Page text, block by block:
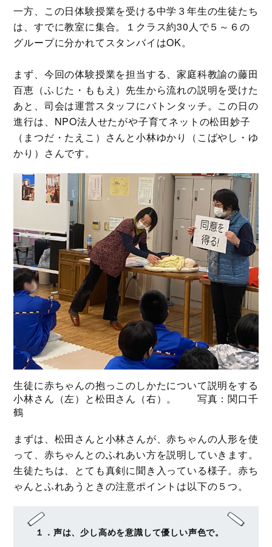
一方、この日体験授業を受ける中学３年生の生徒たち
は、すでに教室に集合。１クラス約30人で５～６の
グループに分かれてスタンバイはOK。
まず、今回の体験授業を担当する、家庭科教諭の藤田
百恵（ふじた・ももえ）先生から流れの説明を受けた
あと、司会は運営スタッフにバトンタッチ。この日の
進行は、NPO法人せたがや子育てネットの松田妙子
（まつだ・たえこ）さんと小林ゆかり（こばやし・ゆ
かり）さんです。
生徒に赤ちゃんの抱っこのしかたについて説明をする
小林さん（左）と松田さん（右）。 写真：関口千
鶴
まずは、松田さんと小林さんが、赤ちゃんの人形を使
って、赤ちゃんとのふれあい方を説明していきます。
生徒たちは、とても真剣に聞き入っている様子。赤ち
ゃんとふれあうときの注意ポイントは以下の５つ。
１．声は、少し高めを意識して優しい声色で。